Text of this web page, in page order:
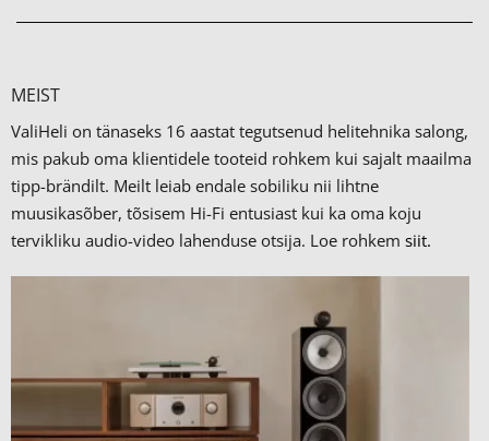
MEIST
ValiHeli on tänaseks 16 aastat tegutsenud helitehnika salong,
mis pakub oma klientidele tooteid rohkem kui sajalt maailma
tipp-brändilt. Meilt leiab endale sobiliku nii lihtne
muusikasõber, tõsisem Hi-Fi entusiast kui ka oma koju
tervikliku audio-video lahenduse otsija. Loe rohkem siit.